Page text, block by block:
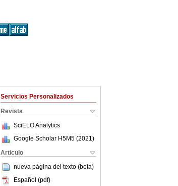
Servicios Personalizados
Revista
SciELO Analytics
Google Scholar H5M5 (2021 )
Articulo
nueva página del texto (beta)
Español (pdf)